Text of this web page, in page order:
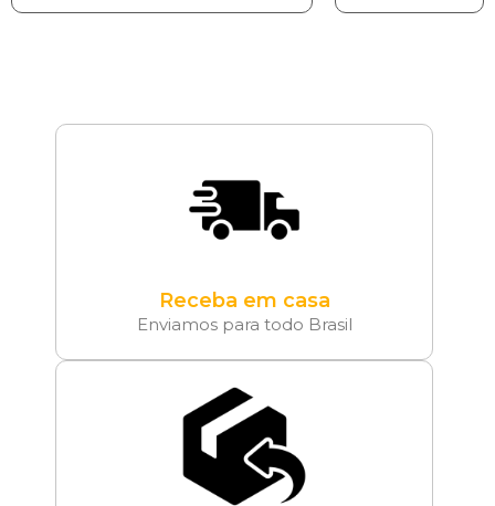
Receba em casa
Enviamos para todo Brasil